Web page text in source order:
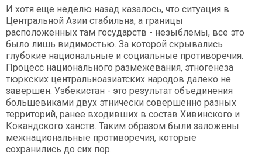
И хотя еще неделю назад казалось, что ситуация в
Центральной Азии стабильна, а границы
расположенных там государств - незыблемы, все это
было лишь видимостью. За которой скрывались
глубокие национальные и социальные противоречия.
Процесс национального размежевания, этногенеза
тюркских центральноазиатских народов далеко не
завершен. Узбекистан - это результат объединения
большевиками двух этнически совершенно разных
территорий, ранее входивших в состав Хивинского и
Кокандского ханств. Таким образом были заложены
межнациональные противоречия, которые
сохранились до сих пор.